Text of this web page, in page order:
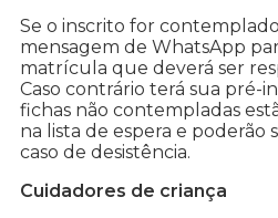
Se o inscrito for
mensagem de WhatsApp
matrícula que deverá ser
Caso contrário terá sua pré-
fichas não contempladas
na lista de espera e poderão
caso de desistência.
Cuidadores de criança